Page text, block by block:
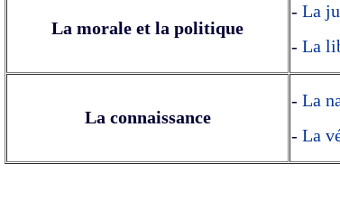
La morale et la politique
- La
- La
La connaissance
- La
- La